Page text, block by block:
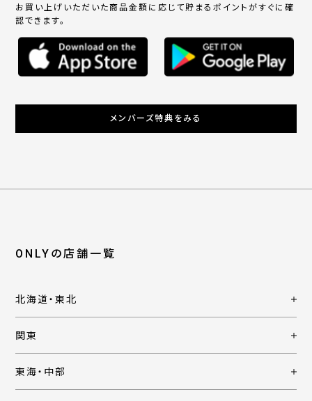
お買い上げいただいた商品金額に応じて貯まるポイントがすぐに確
認できます。
メンバーズ特典をみる
ONLYの店舗一覧
北海道・東北
関東
東海・中部